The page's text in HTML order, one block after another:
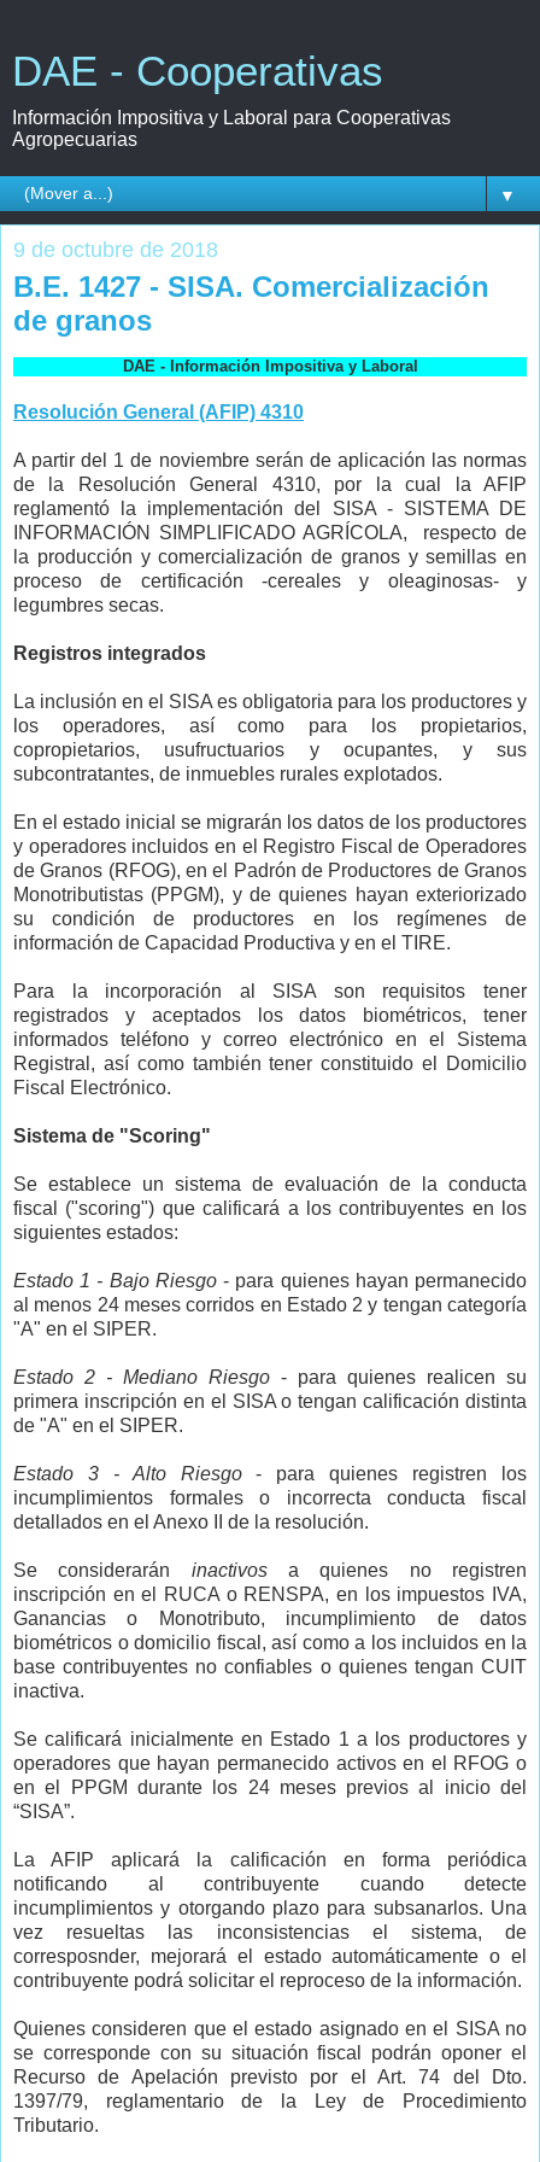
DAE - Cooperativas
Información Impositiva y Laboral para Cooperativas
Agropecuarias
▼
9 de octubre de 2018
B.E. 1427 - SISA. Comercialización
de granos
DAE - Información Impositiva y Laboral
Resolución General (AFIP) 4310
A partir del 1 de noviembre serán de aplicación las normas
de la Resolución General 4310, por la cual la AFIP
reglamentó la implementación del SISA - SISTEMA DE
INFORMACIÓN SIMPLIFICADO AGRÍCOLA, respecto de
la producción y comercialización de granos y semillas en
proceso de certificación -cereales y oleaginosas- y
legumbres secas.
Registros integrados
La inclusión en el SISA es obligatoria para los productores y
los operadores, así como para los propietarios,
copropietarios, usufructuarios y ocupantes, y sus
subcontratantes, de inmuebles rurales explotados.
En el estado inicial se migrarán los datos de los productores
y operadores incluidos en el Registro Fiscal de Operadores
de Granos (RFOG), en el Padrón de Productores de Granos
Monotributistas (PPGM), y de quienes hayan exteriorizado
su condición de productores en los regímenes de
información de Capacidad Productiva y en el TIRE.
Para la incorporación al SISA son requisitos tener
registrados y aceptados los datos biométricos, tener
informados teléfono y correo electrónico en el Sistema
Registral, así como también tener constituido el Domicilio
Fiscal Electrónico.
Sistema de "Scoring"
Se establece un sistema de evaluación de la conducta
fiscal ("scoring") que calificará a los contribuyentes en los
siguientes estados:
Estado 1 - Bajo Riesgo- para quienes hayan permanecido
al menos 24 meses corridos en Estado 2 y tengan categoría
"A" en el SIPER.
Estado 2 - Mediano Riesgo - para quienes realicen su
primera inscripción en el SISA o tengan calificación distinta
de "A" en el SIPER.
Estado 3 - Alto Riesgo- para quienes registren los
incumplimientos formales o incorrecta conducta fiscal
detallados en el Anexo II de la resolución.
Se considerarán inactivosa quienes no registren
inscripción en el RUCA o RENSPA, en los impuestos IVA,
Ganancias o Monotributo, incumplimiento de datos
biométricos o domicilio fiscal, así como a los incluidos en la
base contribuyentes no confiables o quienes tengan CUIT
inactiva.
Se calificará inicialmente en Estado 1 a los productores y
operadores que hayan permanecido activos en el RFOG o
en el PPGM durante los 24 meses previos al inicio del
“SISA”.
La AFIP aplicará la calificación en forma periódica
notificando al contribuyente cuando detecte
incumplimientos y otorgando plazo para subsanarlos. Una
vez resueltas las inconsistencias el sistema, de
corresposnder, mejorará el estado automáticamente o el
contribuyente podrá solicitar el reproceso de la información.
Quienes consideren que el estado asignado en el SISA no
se corresponde con su situación fiscal podrán oponer el
Recurso de Apelación previsto por el Art. 74 del Dto.
1397/79, reglamentario de la Ley de Procedimiento
Tributario.